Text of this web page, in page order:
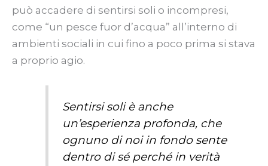
può accadere di sentirsi soli o incompresi,
come “un pesce fuor d’acqua” all’interno di
ambienti sociali in cui fino a poco prima si stava
a proprio agio.
Sentirsi soli è anche
un’esperienza profonda, che
ognuno di noi in fondo sente
dentro di sé perché in verità